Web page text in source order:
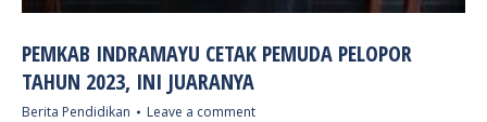
PEMKAB INDRAMAYU CETAK PEMUDA PELOPOR
TAHUN 2023, INI JUARANYA
Berita Pendidikan Leave a comment